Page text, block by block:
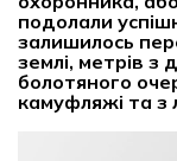
подолали
залишилось
землі, метрів з
болотяного
камуфляжі та з